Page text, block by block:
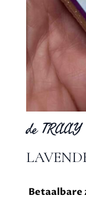
de TRAAY
Betaalbare